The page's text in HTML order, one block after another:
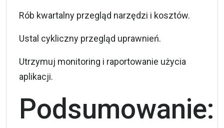
Rób kwartalny przegląd narzędzi i kosztów.
Ustal cykliczny przegląd uprawnień.
Utrzymuj monitoring i raportowanie użycia
aplikacji.
Podsumowanie: